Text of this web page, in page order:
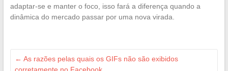
adaptar-se e manter o foco, isso fará a diferença quando a
dinâmica do mercado passar por uma nova virada.
← As razões pelas quais os GIFs não são exibidos